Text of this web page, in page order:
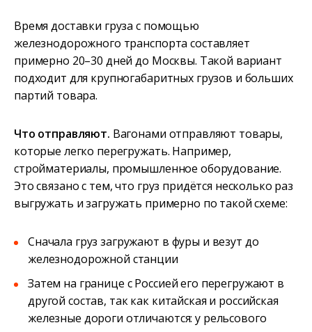
Время доставки груза с помощью
железнодорожного транспорта составляет
примерно 20–30 дней до Москвы. Такой вариант
подходит для крупногабаритных грузов и больших
партий товара.
Что отправляют. Вагонами отправляют товары,
которые легко перегружать. Например,
стройматериалы, промышленное оборудование.
Это связано с тем, что груз придётся несколько раз
выгружать и загружать примерно по такой схеме:
Сначала груз загружают в фуры и везут до
железнодорожной станции
Затем на границе с Россией его перегружают в
другой состав, так как китайская и российская
железные дороги отличаются: у рельсового